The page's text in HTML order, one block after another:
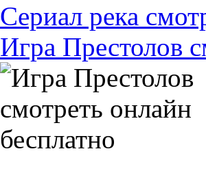
Сериал река
Игра Престолов